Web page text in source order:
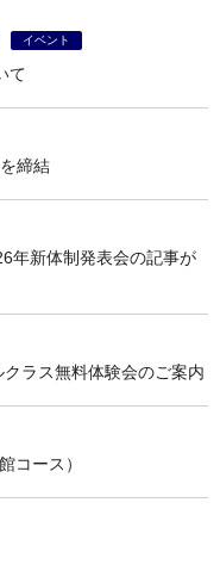
イベント
て
締結
年新体制発表会の記事が
クラス無料体験会のご案内
コース）